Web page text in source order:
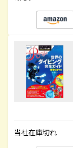
当社在庫切れ